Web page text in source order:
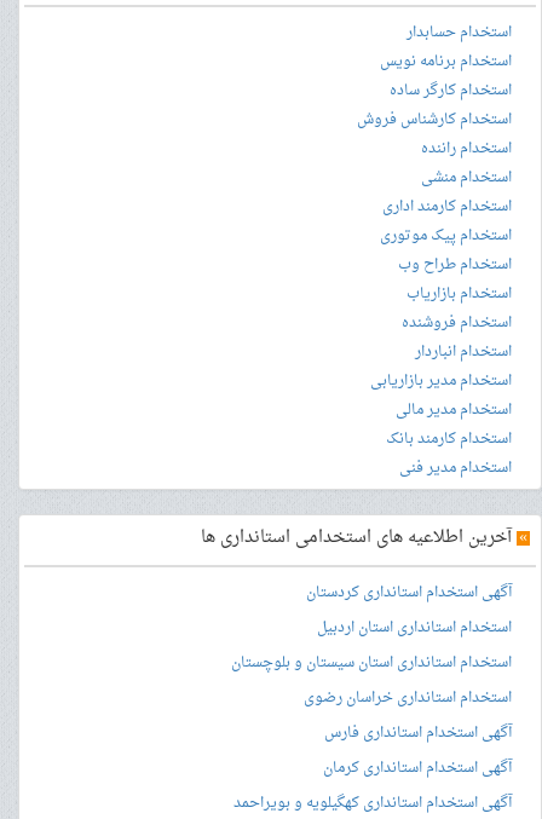
استخدام حسابدار
استخدام برنامه نویس
استخدام کارگر ساده
استخدام کارشناس فروش
استخدام راننده
استخدام منشی
استخدام کارمند اداری
استخدام پیک موتوری
استخدام طراح وب
استخدام بازاریاب
استخدام فروشنده
استخدام انباردار
استخدام مدیر بازاریابی
استخدام مدیر مالی
استخدام کارمند بانک
استخدام مدیر فنی
»آخرین اطلاعیه های استخدامی استانداری ها
آگهی استخدام استانداری کردستان
استخدام استانداری استان اردبیل
استخدام استانداری استان سیستان و بلوچستان
استخدام استانداری خراسان رضوی
آگهی استخدام استانداری فارس
آگهی استخدام استانداری کرمان
آگهی استخدام استانداری کهگیلویه و بویراحمد